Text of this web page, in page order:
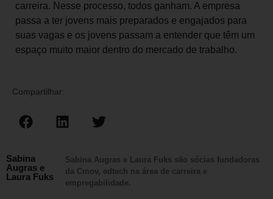
carreira. Nesse processo, todos ganham. A empresa
passa a ter jovens mais preparados e engajados para
suas vagas e os jovens passam a entender que têm um
espaço muito maior dentro do mercado de trabalho.
Compartilhar:
Sabina
Augras e
Laura Fuks
Sabina Augras e Laura Fuks são sócias fundadoras
da Cmov, edtech na área de carreira e
empregabilidade.